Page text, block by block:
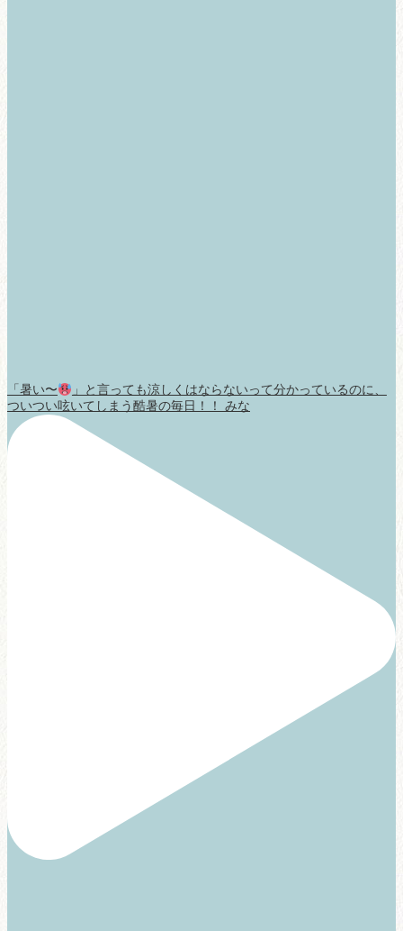
「暑い〜
」と言っても涼しくはならないって分かっているのに、
ついつい呟いてしまう酷暑の毎日！！ みな